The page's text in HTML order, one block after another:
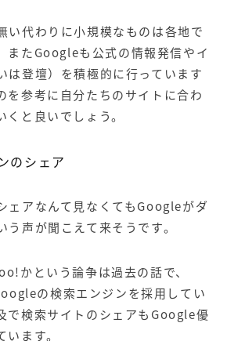
い代わりに小規模なものは各地で
またGoogleも公式の情報発信やイ
は登壇）を積極的に行っています
を参考に自分たちのサイトに合わ
と良いでしょう。
のシェア
ェアなんて見なくてもGoogleがダ
う声が聞こえて来そうです。
かという論争は過去の話で、
の検索エンジンを採用してい
で検索サイトのシェアも Google優
ます。